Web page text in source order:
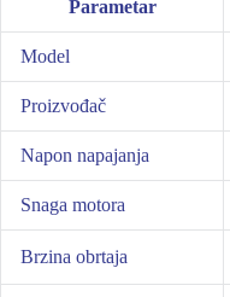
Parametar
Model
Proizvođač
Napon napajanja
Snaga motora
Brzina obrtaja